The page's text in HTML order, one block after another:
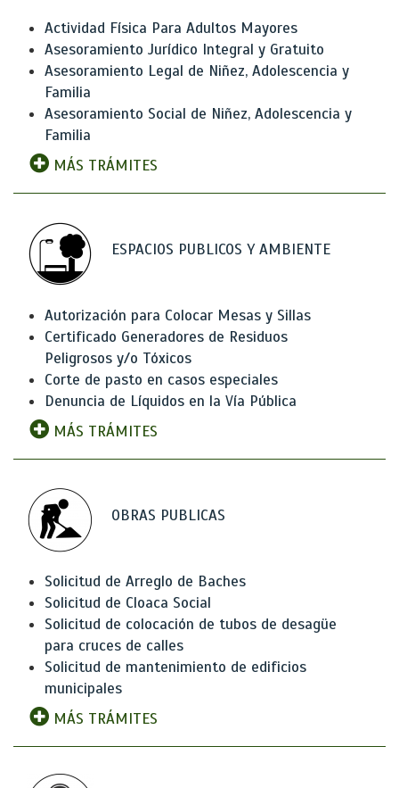
Actividad Física Para Adultos Mayores
Asesoramiento Jurídico Integral y Gratuito
Asesoramiento Legal de Niñez, Adolescencia y
Familia
Asesoramiento Social de Niñez, Adolescencia y
Familia
MÁS TRÁMITES
ESPACIOS PUBLICOS Y AMBIENTE
Autorización para Colocar Mesas y Sillas
Certificado Generadores de Residuos
Peligrosos y/o Tóxicos
Corte de pasto en casos especiales
Denuncia de Líquidos en la Vía Pública
MÁS TRÁMITES
OBRAS PUBLICAS
Solicitud de Arreglo de Baches
Solicitud de Cloaca Social
Solicitud de colocación de tubos de desagüe
para cruces de calles
Solicitud de mantenimiento de edificios
municipales
MÁS TRÁMITES